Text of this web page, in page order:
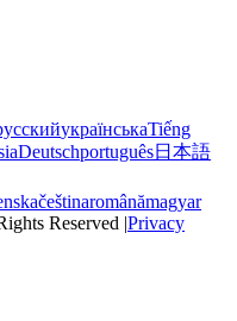
українськаTiếng
Deutschportuguês日本語
češtinaromânămagyar
Reserved |Privacy